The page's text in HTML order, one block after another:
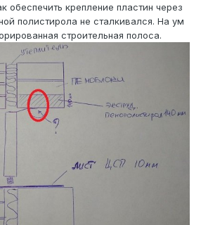
обеспечить крепление пластин через
полистирола не сталкивался. На ум
строительная полоса.